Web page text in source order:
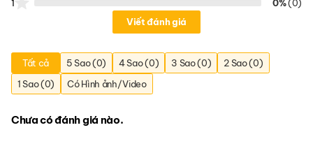
1
0%(0)
Viết đánh giá
Tất cả 5 Sao (0) 4 Sao (0) 3 Sao (0)
2 Sao (0)
1 Sao (0)
Có Hình ảnh/Video
Chưa có đánh giá nào.